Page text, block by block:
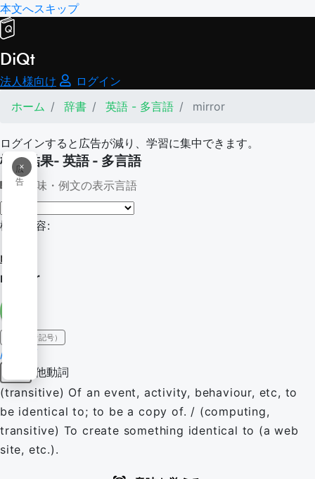
本文へスキップ
DiQt
法人様向け
ログイン
ホーム
辞書 英語 - 多言語 mirror
ログインすると広告が減り、学習に集中できます。
×
広
告
検索結果- 英語 - 多言語
意味・例文の表示言語
検索内容:
mirror
mirror
IPA（発音記号）
/ˈmɪ.ɹə/
他動詞
(transitive) Of an event, activity, behaviour, etc, to
be identical to; to be a copy of. / (computing,
transitive) To create something identical to (a web
site, etc.).